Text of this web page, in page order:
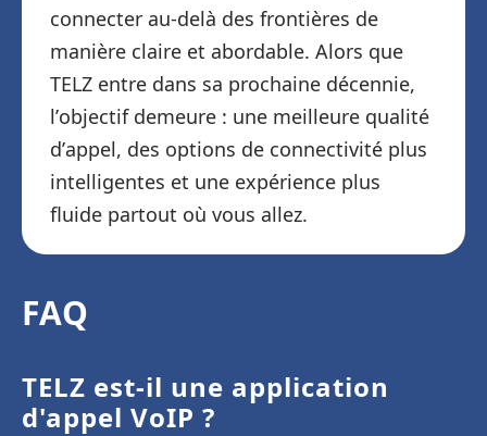
connecter au-delà des frontières de
manière claire et abordable. Alors que
TELZ entre dans sa prochaine décennie,
l’objectif demeure : une meilleure qualité
d’appel, des options de connectivité plus
intelligentes et une expérience plus
fluide partout où vous allez.
FAQ
TELZ est-il une application
d'appel VoIP ?